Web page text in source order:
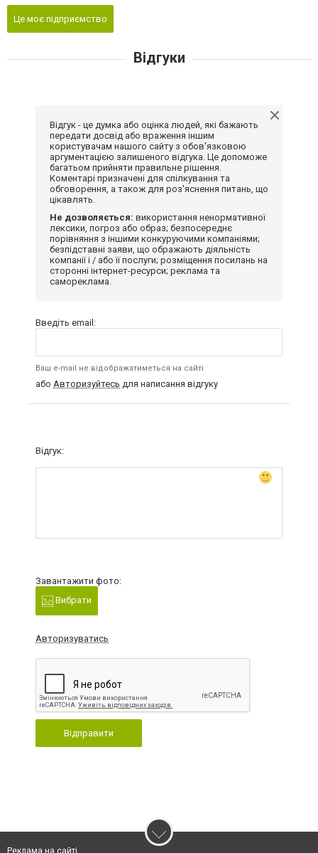
Це моє підприємство
Відгуки
Відгук - це думка або оцінка людей, які бажають
передати досвід або враження іншим
користувачам нашого сайту з обов'язковою
аргументацією залишеного відгука. Це допоможе
багатьом прийняти правильне рішення.
Коментарі призначені для спілкування та
обговорення, а також для роз'яснення питань, що
цікавлять.
Не дозволяється: використання ненормативної
лексики, погроз або образ; безпосереднє
порівняння з іншими конкуруючими компаніями;
безпідставні заяви, що ображають діяльність
компанії і / або її послуги; розміщення посилань на
сторонні інтернет-ресурси; реклама та
самореклама.
Введіть email:
Ваш e-mail не відображатиметься на сайті
або Авторизуйтесь для написання відгуку
Відгук:
Завантажити фото:
Вибрати
Авторизуватись
Відправити
Реклама на сайті